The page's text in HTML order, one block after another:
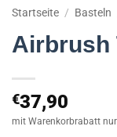
Startseite / Basteln
Airbrush
€37,90
mit Warenkorbrabatt nur